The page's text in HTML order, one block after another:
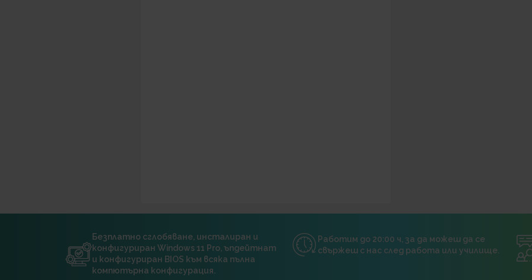
Безплатно сглобяване, инсталиран и
конфигуриран Windows 11 Pro, ъпдейтнат
и конфигуриран BIOS към всяка пълна
компютърна конфигурация.
Работим до 20:00 ч, за да можеш да се
свържеш с нас след работа или училище.